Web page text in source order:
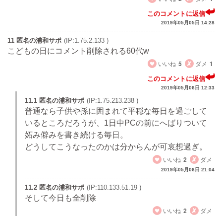
このコメントに返信
2019年05月05日 14:28
11 匿名の浦和サポ (IP:1.75.2.133 )
こどもの日にコメント削除される60代w
いいね 5 ダメ 1
このコメントに返信
2019年05月06日 12:33
11.1 匿名の浦和サポ (IP:1.75.213.238 )
普通なら子供や孫に囲まれて平穏な毎日を過ごして
いるところだろうが、1日中PCの前にへばりついて
妬み僻みを書き続ける毎日。
どうしてこうなったのかは分からんが可哀想過ぎ。
いいね 2 ダメ
2019年05月06日 21:04
11.2 匿名の浦和サポ (IP:110.133.51.19 )
そして今日も全削除
いいね 2 ダメ